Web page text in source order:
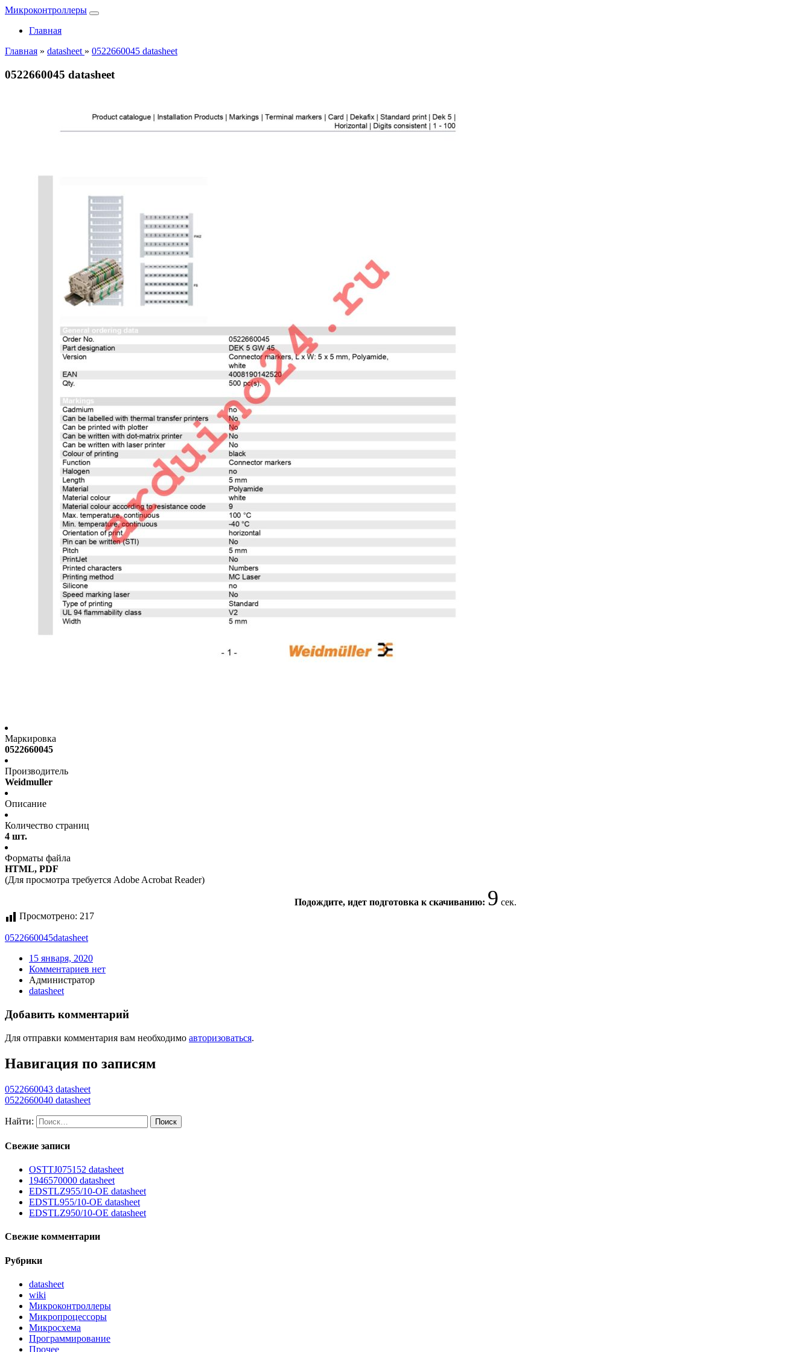
Микроконтроллеры
Главная
Главная » datasheet » 0522660045 datasheet
0522660045 datasheet
Маркировка
0522660045
Производитель
Weidmuller
Описание
Количество страниц
4 шт.
Форматы файла
HTML, PDF
(Для просмотра требуется Adobe Acrobat Reader)
Подождите, идет подготовка к скачиванию: 9 сек.
Просмотрено: 217
0522660045datasheet
15 января, 2020
Комментариев нет
Администратор
datasheet
Добавить комментарий
Для отправки комментария вам необходимо авторизоваться.
Навигация по записям
0522660043 datasheet
0522660040 datasheet
Найти:
Свежие записи
OSTTJ075152 datasheet
1946570000 datasheet
EDSTLZ955/10-OE datasheet
EDSTL955/10-OE datasheet
EDSTLZ950/10-OE datasheet
Свежие комментарии
Рубрики
datasheet
wiki
Микроконтроллеры
Микропроцессоры
Микросхема
Программирование
Прочее